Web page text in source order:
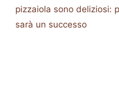
pizzaiola sono deliziosi:
sarà un successo